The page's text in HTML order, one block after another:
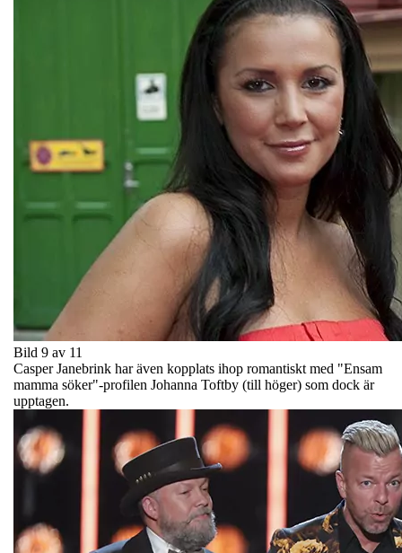
Bild 9 av 11
Casper Janebrink har även kopplats ihop romantiskt med "Ensam
mamma söker"-profilen Johanna Toftby (till höger) som dock är
upptagen.